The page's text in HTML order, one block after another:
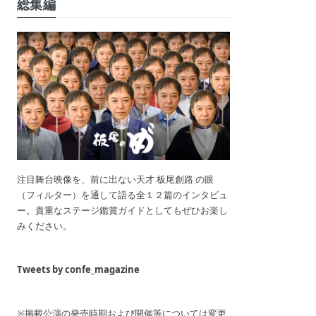
総集編
注目舞台映像を、前に出ない天才 板尾創路 の眼
（フィルター）を通して語る全１２篇のインタビュ
ー。貴重なステージ鑑賞ガイドとしてもぜひお楽し
みください。
Tweets by confe_magazine
※掲載公演の発売時期および開催等については変更